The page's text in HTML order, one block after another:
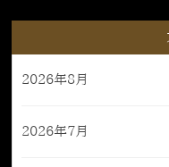
2026年8月
2026年7月